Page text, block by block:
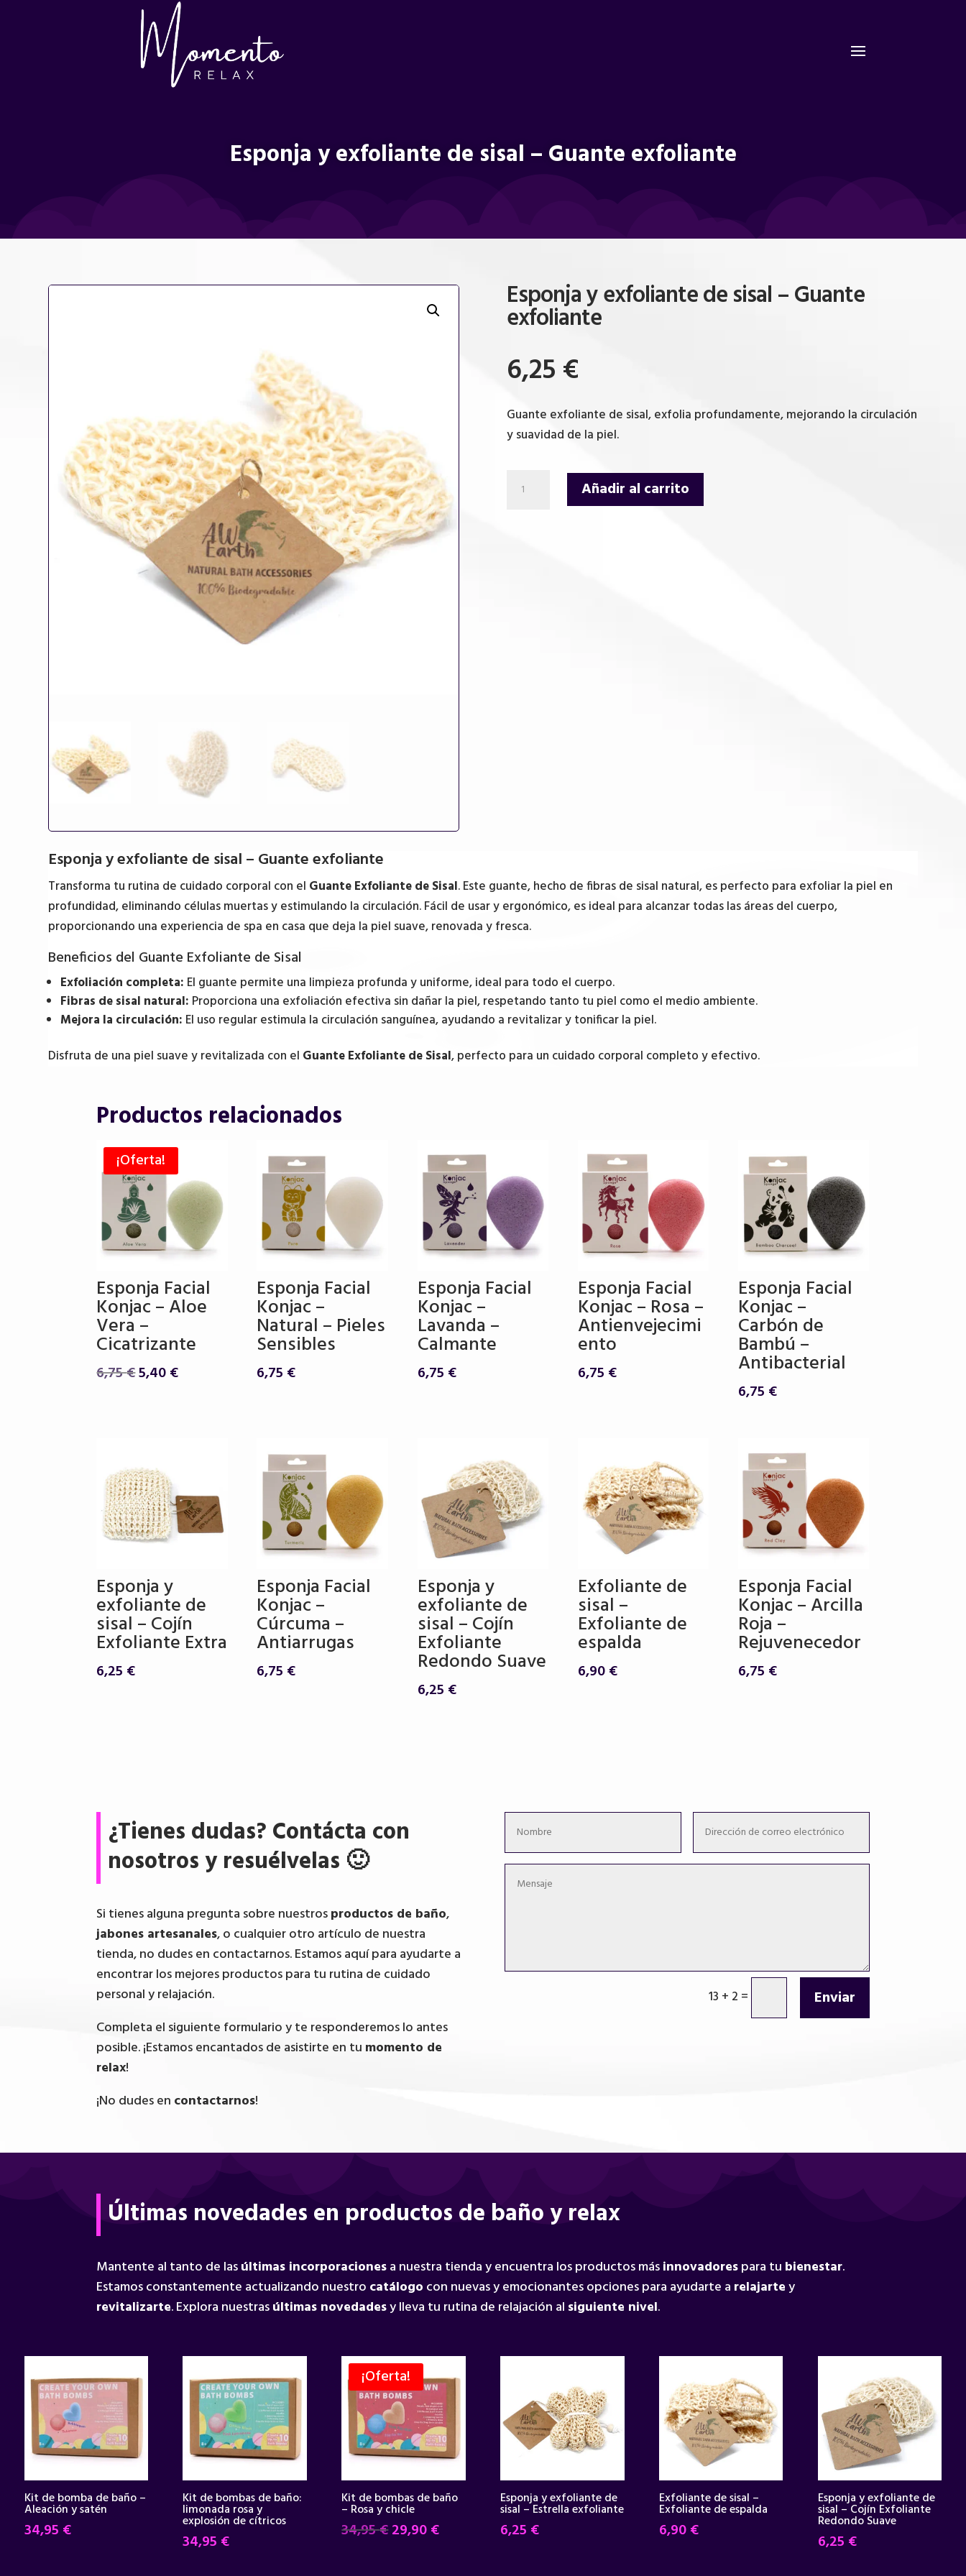
Esponja y exfoliante de sisal – Guante exfoliante
Esponja y exfoliante de sisal – Guante
exfoliante
6,25€
Guante exfoliante de sisal, exfolia profundamente, mejorando la circulación
y suavidad de la piel.
Añadir al carrito
Esponja y exfoliante de sisal – Guante exfoliante
Transforma tu rutina de cuidado corporal con el Guante Exfoliante de Sisal. Este guante, hecho de fibras de sisal natural, es perfecto para exfoliar la piel en
profundidad, eliminando células muertas y estimulando la circulación. Fácil de usar y ergonómico, es ideal para alcanzar todas las áreas del cuerpo,
proporcionando una experiencia de spa en casa que deja la piel suave, renovada y fresca.
Beneficios del Guante Exfoliante de Sisal
Exfoliación completa: El guante permite una limpieza profunda y uniforme, ideal para todo el cuerpo.
Fibras de sisal natural: Proporciona una exfoliación efectiva sin dañar la piel, respetando tanto tu piel como el medio ambiente.
Mejora la circulación: El uso regular estimula la circulación sanguínea, ayudando a revitalizar y tonificar la piel.
Disfruta de una piel suave y revitalizada con el Guante Exfoliante de Sisal, perfecto para un cuidado corporal completo y efectivo.
Productos relacionados
¡Oferta!
Esponja Facial
Konjac – Aloe
Vera –
Cicatrizante
6,75€El
5,40€El
Esponja Facial
Konjac –
Natural – Pieles
Sensibles
6,75 €
Esponja Facial
Konjac –
Lavanda –
Calmante
6,75 €
Esponja Facial
Konjac – Rosa –
Antienvejecimi
ento
6,75 €
Esponja Facial
Konjac –
Carbón de
Bambú –
Antibacterial
6,75 €
Esponja y
exfoliante de
sisal – Cojín
Exfoliante Extra
6,25 €
Esponja Facial
Konjac –
Cúrcuma –
Antiarrugas
6,75 €
Esponja y
exfoliante de
sisal – Cojín
Exfoliante
Redondo Suave
6,25 €
Exfoliante de
sisal –
Exfoliante de
espalda
6,90€
Esponja Facial
Konjac – Arcilla
Roja –
Rejuvenecedor
6,75 €
¿Tienes dudas? Contácta con
nosotros y resuélvelas 🙂
Si tienes alguna pregunta sobre nuestrosproductos de baño,
jabones artesanales, o cualquier otro artículo de nuestra
tienda, no dudes en contactarnos. Estamos aquí para ayudarte a
encontrar los mejores productos para tu rutina de cuidado
personal y relajación.
Completa el siguiente formulario y te responderemos lo antes
posible. ¡Estamos encantados de asistirte en tu momento de
relax!
¡No dudes en contactarnos!
13 + 2 = Enviar
Últimas novedades en productos de baño y relax
Mantente al tanto de lasúltimas incorporacionesa nuestra tienda y encuentra los productos másinnovadorespara tu bienestar.
Estamos constantemente actualizando nuestro catálogo con nuevas y emocionantes opciones para ayudarte a relajartey
revitalizarte. Explora nuestrasúltimas novedadesy lleva tu rutina de relajación al siguiente nivel.
Kit de bomba de baño –
Aleación y satén
34,95 €
Kit de bombas de baño:
limonada rosa y
explosión de cítricos
34,95 €
¡Oferta!
Kit de bombas de baño
– Rosa y chicle
34,95€El
29,90€El
Esponja y exfoliante de
sisal – Estrella exfoliante
6,25 €
Exfoliante de sisal –
Exfoliante de espalda
6,90€
Esponja y exfoliante de
sisal – Cojín Exfoliante
Redondo Suave
6,25 €